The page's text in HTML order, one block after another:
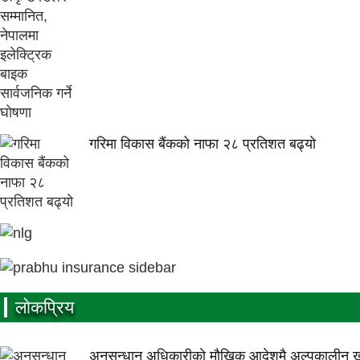
गरिमा विकास बैंकको नाफा २८ प्रतिशत बढ्यो
लाेकप्रिय
अनुसन्धान अधिकारीकाे माैखिक आदेशमै अल्पकालीन